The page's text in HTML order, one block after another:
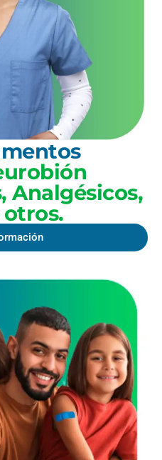
Analgésicos,